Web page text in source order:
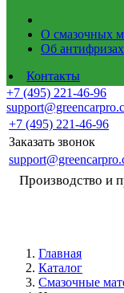
О смазочных
Об антифризах
Контакты
+7 (495) 221-46-96
+7 (495) 221-46-96
Заказать звонок
Производство и
Главная
Каталог
Смазочные